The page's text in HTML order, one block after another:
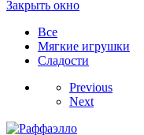
Закрыть окно
Все
Мягкие игрушки
Сладости
Previous
Next